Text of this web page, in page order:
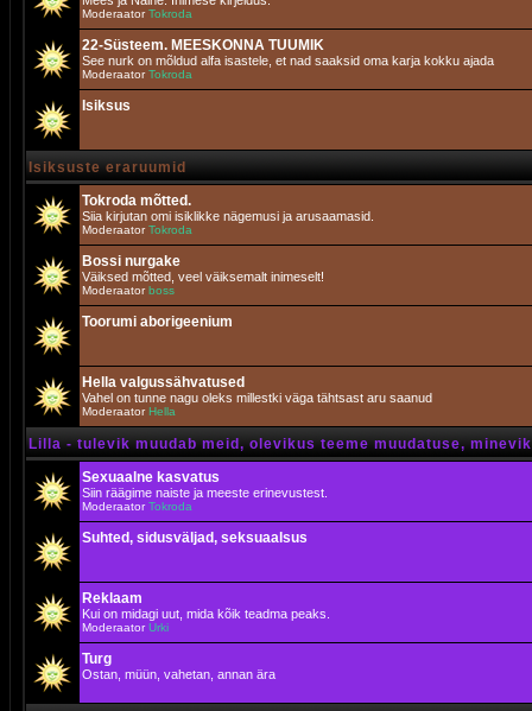
ModeraatorTokroda
22-Süsteem. MEESKONNA TUUMIK
See nurk on mõldud alfa isastele, et nad saaksid oma karja kokku ajada
ModeraatorTokroda
Isiksus
Isiksuste eraruumid
Tokroda mõtted.
Siia kirjutan omi isiklikke nägemusi ja arusaamasid.
ModeraatorTokroda
Bossi nurgake
Väiksed mõtted, veel väiksemalt inimeselt!
Moderaatorboss
Toorumi aborigeenium
Hella valgussähvatused
Vahel on tunne nagu oleks millestki väga tähtsast aru saanud
Moderaator Hella
Lilla - tulevik muudab meid, olevikus teeme muudatuse,
Sexuaalne kasvatus
Siin räägime naiste ja meeste erinevustest.
ModeraatorTokroda
Suhted, sidusväljad, seksuaalsus
Reklaam
Kui on midagi uut, mida kõik teadma peaks.
ModeraatorUrki
Turg
Ostan, müün, vahetan, annan ära